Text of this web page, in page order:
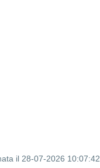
il 28-07-2026 10:07:42